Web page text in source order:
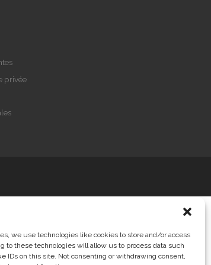
we use technologies like cookies to store and/or access
to these technologies will allow us to process data such
IDs on this site. Not consenting or withdrawing consent,
privée